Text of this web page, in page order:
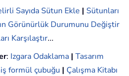
Sayıda Sütun Ekle | Sütunları
Görünürlük Durumunu Değiştir
Karşılaştır...
: Izgara Odaklama | Tasarım
formül çubuğu | Çalışma Kitabı